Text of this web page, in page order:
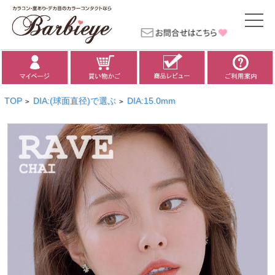
TOP > DIA:(球面直径)で選ぶ > DIA:15.0mm